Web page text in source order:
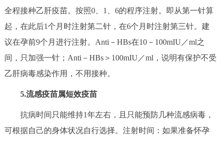
ITALIANO
回到顶部
全程接种乙肝疫苗。按照0、1、6的程序注射。即从第一针算
起，在此后1个月时注射第二针，在6个月时注射第三针。建
议在孕前9个月进行注射。Anti－HBs在10－100mIU／ml之
间，只加强一针；Anti－HBs＞100mIU／ml，说明有保护不受
乙肝病毒感染作用，不用接种。
5.流感疫苗属短效疫苗
抗病时间只能维持1年左右，且只能预防几种流感病毒，
可根据自己的身体状况自行选择。注射时间：如果准备怀孕